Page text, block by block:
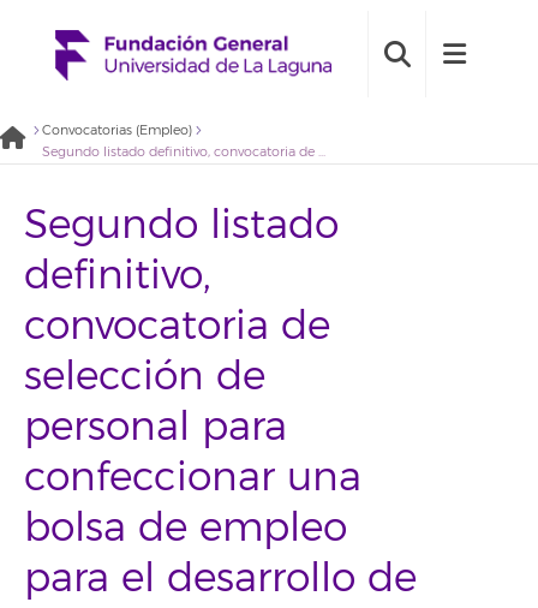
Convocatorias (Empleo)
Segundo listado definitivo, convocatoria de selección de personal para confeccionar una bolsa de empleo para el desarrollo de actividades de gestión administrativa para la Fundación General Universidad de La Laguna (2020BDE001)
Segundo listado
definitivo,
convocatoria de
selección de
personal para
confeccionar una
bolsa de empleo
para el desarrollo de